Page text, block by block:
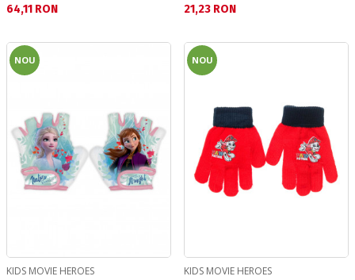
Текуща цена:
64,11 RON Текуща цена:
21,23 RON
NOU
KIDS MOVIE HEROES
NOU
KIDS MOVIE HEROES